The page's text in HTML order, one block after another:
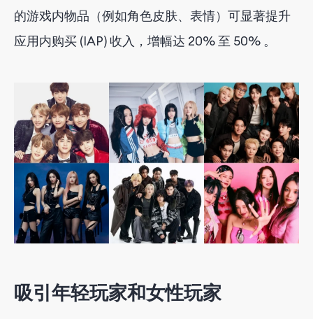
的游戏内物品（例如角色皮肤、表情）可显著提升
应用内购买 (IAP) 收入，增幅达 20% 至 50% 。
吸引 年轻玩家和女性玩家